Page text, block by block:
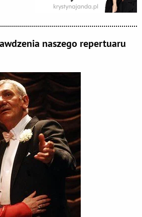
naszego repertuaru